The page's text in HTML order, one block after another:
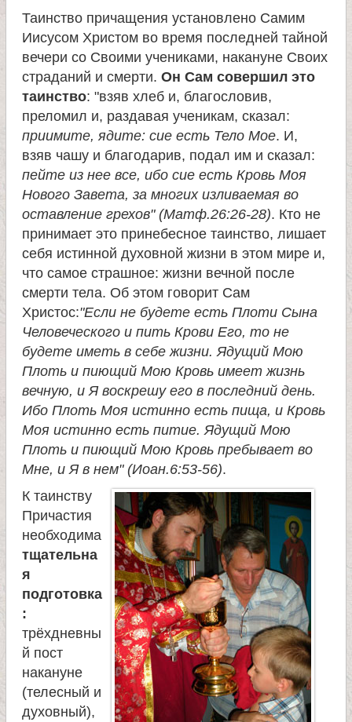
Таинство причащения установлено Самим
Иисусом Христом во время последней тайной
вечери со Своими учениками, накануне Своих
страданий и смерти. Он Сам совершил это
таинство: "взяв хлеб и, благословив,
преломил и, раздавая ученикам, сказал:
приимите, ядите: сие есть Тело Мое. И,
взяв чашу и благодарив, подал им и сказал:
пейте из нее все, ибо сие есть Кровь Моя
Нового Завета, за многих изливаемая во
оставление грехов" (Матф.26:26-28). Кто не
принимает это принебесное таинство, лишает
себя истинной духовной жизни в этом мире и,
что самое страшное: жизни вечной после
смерти тела. Об этом говорит Сам
Христос:"Если не будете есть Плоти Сына
Человеческого и пить Крови Его, то не
будете иметь в себе жизни. Ядущий Мою
Плоть и пиющий Мою Кровь имеет жизнь
вечную, и Я воскрешу его в последний день.
Ибо Плоть Моя истинно есть пища, и Кровь
Моя истинно есть питие. Ядущий Мою
Плоть и пиющий Мою Кровь пребывает во
Мне, и Я в нем" (Иоан.6:53-56).
К таинству
Причастия
необходима
тщательна
я
подготовка
:
трёхдневны
й пост
накануне
(телесный и
духовный),